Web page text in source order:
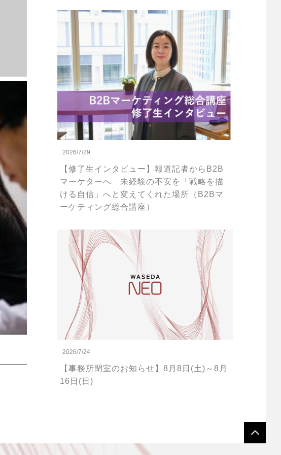
2026/7/29
【修了生インタビュー】報道記者からB2B
マーケターへ 未経験の不安を「戦略を描
ける自信」へと変えてくれた場所（B2Bマ
ーケティング総合講座）
2026/7/24
【事務所閉室のお知らせ】8月8日(土)～8月
16日(日)